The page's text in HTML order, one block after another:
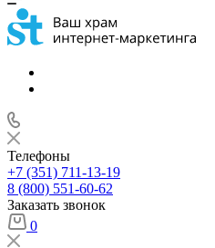
Телефоны
+7 (351) 711-13-19
8 (800) 551-60-62
Заказать звонок
0